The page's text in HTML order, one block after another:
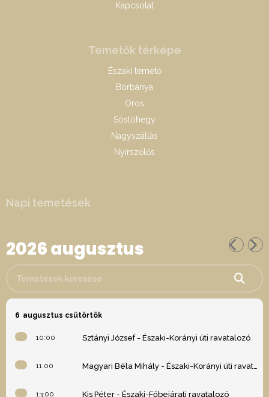
Kapcsolat
Temetők térképe
Északi temető
Borbánya
Oros
Sóstóhegy
Nagyszállás
Nyírszőlős
Napi temetések
2026 augusztus
6 augusztus csütörtök
10:00 Sztányi József - Északi-Korányi úti ravatalozó
11:00 Magyari Béla Mihály - Északi-Korányi úti ravatalozó
13:00 Kis Péter - Északi-Főbejárati ravatalozó